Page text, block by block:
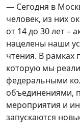
— Сегодня в
человек, из них
от 14 до 30 лет –
нацелены наши
чтения. В рамках
которую мы
федеральными
объединениями,
мероприятия и
запускаются